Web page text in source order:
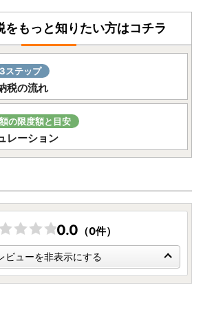
お声を受け、改めて提供事業者と協議を
び定期便の再開が実現いたしました。
あわせてラインナップも拡充し、北海道
である特別栽培米ゆめぴりか（無洗米を
ななつぼしに加え、ななつぼし（通常栽
しております。容量も5kg・10kg・15k
スタイルに合わせてお選びいただけま
北海道・奈井江町の美味しいお米を、ぜ
通してお楽しみください。
分けて順次追加しております。
ゆめぴりか（無洗米含む）」を追加し、
ななつぼし」、週明けには「ななつぼし
加を予定しております。ぜひこまめにご
をもっと知りたい方はコチラ
ステップ
税の流れ
の限度額と目安
レーション
0.0 （0件）
ビューを非表示にする